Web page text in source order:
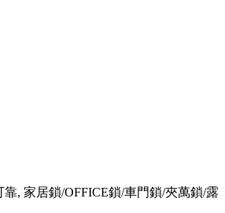
靠, 家居鎖/OFFICE鎖/車門鎖/夾萬鎖/露